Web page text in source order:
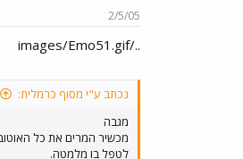
2/5/05
../images/Emo51.gif
נכתב ע"י מסוף כרמלית:
מגבה
מכשיר המרים את כל
לטפל בו מלמטה.